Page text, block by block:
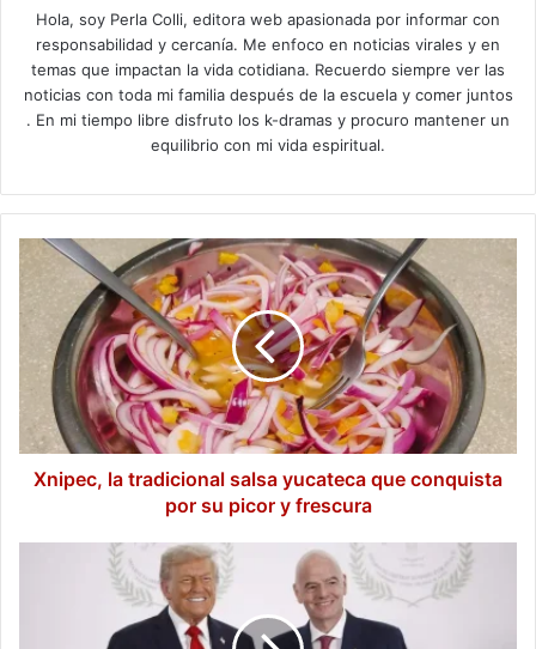
Hola, soy Perla Colli, editora web apasionada por informar con
responsabilidad y cercanía. Me enfoco en noticias virales y en
temas que impactan la vida cotidiana. Recuerdo siempre ver las
noticias con toda mi familia después de la escuela y comer juntos
. En mi tiempo libre disfruto los k-dramas y procuro mantener un
equilibrio con mi vida espiritual.
Xnipec,
la
tradicional
yucateca
que
conquista
por
su
picor
Xnipec, la tradicional salsa yucateca que conquista
por su picor y frescura